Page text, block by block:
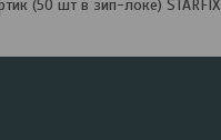
(50 шт в зип-локе) STARFIX